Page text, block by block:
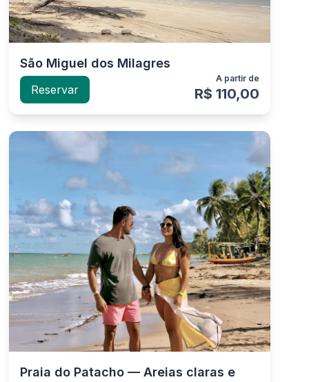
São Miguel dos Milagres
Reservar
A partir de
R$ 110,00
Praia do Patacho — Areias claras e